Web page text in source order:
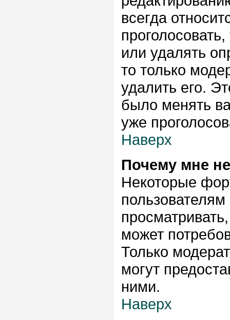
всегда
или удалять
то только
удалить его.
было менять
уже
Наверх
Почему мне
Некоторые
может
Только
могут
ними.
Наверх